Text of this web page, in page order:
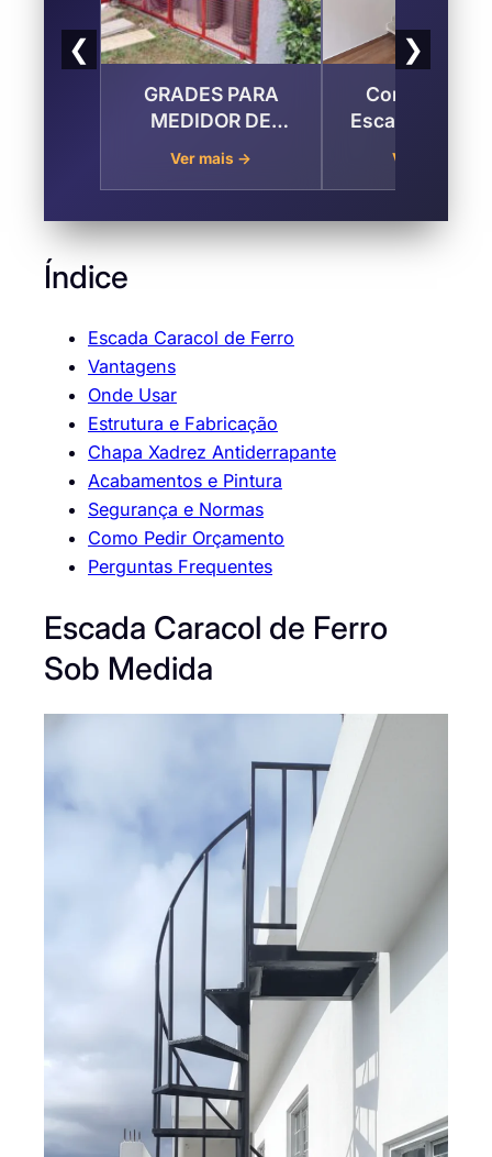
❮
GRADES PARA
MEDIDOR DE
ÁGUA, LUZ E GÁS
no Jardim da
dos Campos
Ver mais →
Corrimão
Escada no
Ver mais →
❯
Índice
Escada Caracol de Ferro
Vantagens
Onde Usar
Estrutura e Fabricação
Chapa Xadrez Antiderrapante
Acabamentos e Pintura
Segurança e Normas
Como Pedir Orçamento
Perguntas Frequentes
Escada Caracol de Ferro
Sob Medida